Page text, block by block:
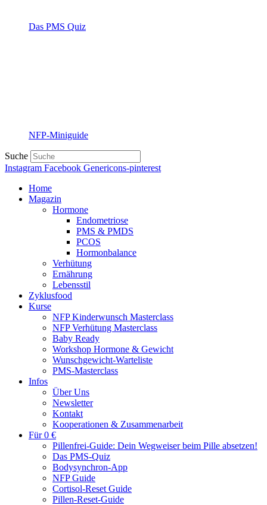
Das PMS Quiz
NFP-Miniguide
Suche
Instagram Facebook Genericons-pinterest
Home
Magazin
Hormone
Endometriose
PMS & PMDS
PCOS
Hormonbalance
Verhütung
Ernährung
Lebensstil
Zyklusfood
Kurse
NFP Kinderwunsch Masterclass
NFP Verhütung Masterclass
Baby Ready
Workshop Hormone & Gewicht
Wunschgewicht-Warteliste
PMS-Masterclass
Infos
Über Uns
Newsletter
Kontakt
Kooperationen & Zusammenarbeit
Für 0 €
Pillenfrei-Guide: Dein Wegweiser beim Pille absetzen!
Das PMS-Quiz
Bodysynchron-App
NFP Guide
Cortisol-Reset Guide
Pillen-Reset-Guide